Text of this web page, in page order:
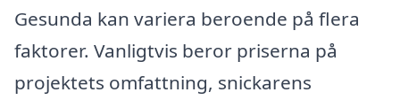
Gesunda kan variera beroende på flera
faktorer. Vanligtvis beror priserna på
projektets omfattning, snickarens